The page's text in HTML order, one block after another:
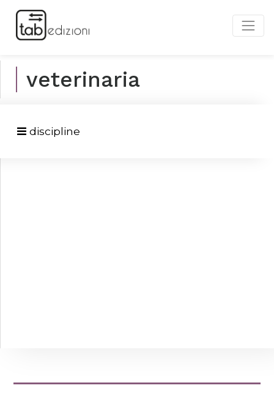
veterinaria
discipline